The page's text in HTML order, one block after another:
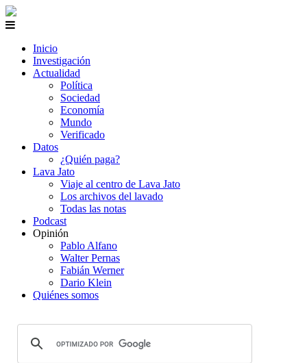
Inicio
Investigación
Actualidad
Política
Sociedad
Economía
Mundo
Verificado
Datos
¿Quién paga?
Lava Jato
Viaje al centro de Lava Jato
Los archivos del lavado
Todas las notas
Podcast
Opinión
Pablo Alfano
Walter Pernas
Fabián Werner
Dario Klein
Quiénes somos